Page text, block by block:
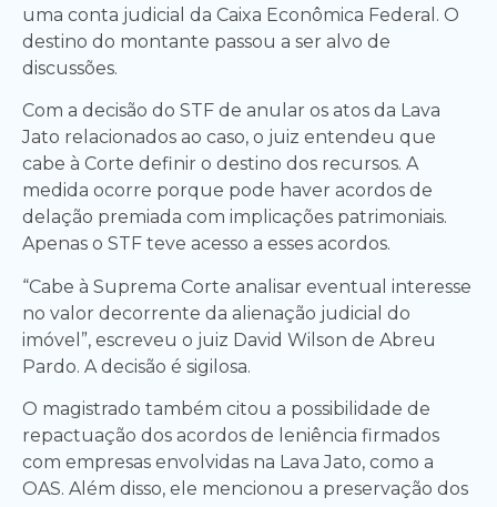
uma conta judicial da Caixa Econômica Federal. O
destino do montante passou a ser alvo de
discussões.
Com a decisão do STF de anular os atos da Lava
Jato relacionados ao caso, o juiz entendeu que
cabe à Corte definir o destino dos recursos. A
medida ocorre porque pode haver acordos de
delação premiada com implicações patrimoniais.
Apenas o STF teve acesso a esses acordos.
“Cabe à Suprema Corte analisar eventual interesse
no valor decorrente da alienação judicial do
imóvel”, escreveu o juiz David Wilson de Abreu
Pardo. A decisão é sigilosa.
O magistrado também citou a possibilidade de
repactuação dos acordos de leniência firmados
com empresas envolvidas na Lava Jato, como a
OAS. Além disso, ele mencionou a preservação dos